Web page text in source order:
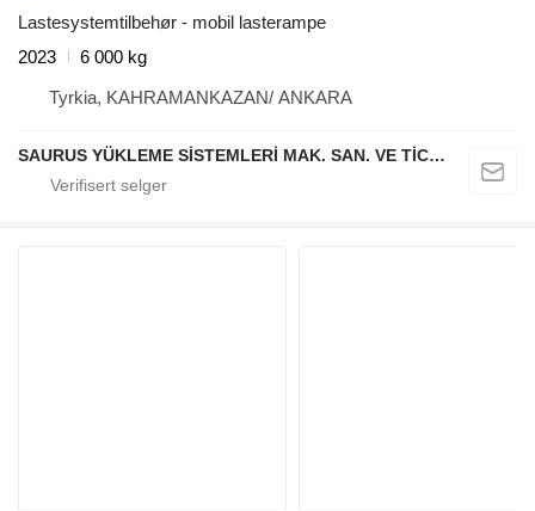
Lastesystemtilbehør - mobil lasterampe
2023
6 000 kg
Tyrkia, KAHRAMANKAZAN/ ANKARA
SAURUS YÜKLEME SİSTEMLERİ MAK. SAN. VE TİC. LTD. ŞTİ.